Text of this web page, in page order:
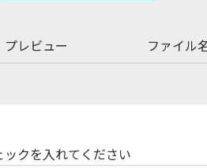
プレビュー ファイル
ックを入れてください